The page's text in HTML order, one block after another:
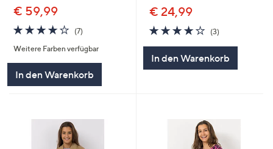
€ 59,99
3.9
von
5
(7)7
Weitere Farben verfügbar
In den Warenkorb
€ 24,99
3.7
von
(3)3
In den Warenkorb